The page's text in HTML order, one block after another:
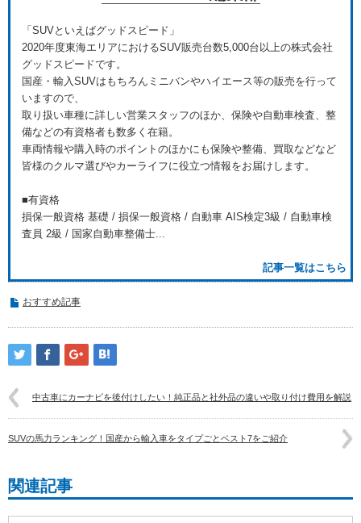
「SUVといえばグッドスピード」
2020年度東海エリアにおけるSUV販売台数5,000台以上の株式会社
グッドスピードです。
国産・輸入SUVはもちろんミニバンやハイエース等の販売を行って
いますので、
取り扱い車種に詳しい営業スタッフのほか、保険や自動車検査、整
備などの有資格者も数多く在籍。
車両情報や購入時のポイントのほかにも保険や整備、買取などなど
皆様のクルマ選びやカーライフに役立つ情報をお届けします。
■有資格
損保一般資格 基礎 / 損保一般資格 / 自動車 AIS検定3級 / 自動車検
査員 2級 / 国家自動車整備士...
記事一覧はこちら
おすすめ記事
中古車にカーナビを後付けしたい！純正品と社外品の違いや取り付け費用を解説
SUVの馬力ランキング！国産から輸入車をタイプごとベスト7をご紹介
関連記事